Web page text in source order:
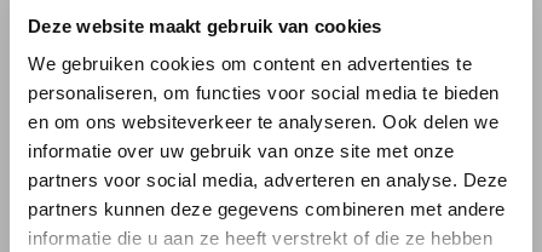
Deze website maakt gebruik van cookies
We gebruiken cookies om content en advertenties te
personaliseren, om functies voor social media te bieden
en om ons websiteverkeer te analyseren. Ook delen we
informatie over uw gebruik van onze site met onze
partners voor social media, adverteren en analyse. Deze
partners kunnen deze gegevens combineren met andere
informatie die u aan ze heeft verstrekt of die ze hebben
WILLKOMMEN BEI STUDIO
ANNELOES
Es scheint, dass du uns von einem anderen Land aus
Bist du am richtigen Ort?